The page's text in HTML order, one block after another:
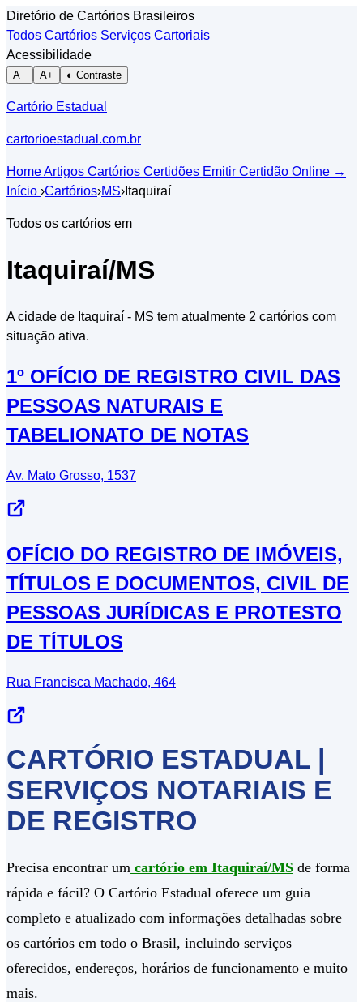
Diretório de Cartórios Brasileiros
Todos Cartórios Serviços Cartoriais
Acessibilidade
A− A+ ◐ Contraste
Cartório Estadual
cartorioestadual.com.br
HomeArtigos Cartórios Certidões Emitir Certidão Online →
Início ›Cartórios›MS› Itaquiraí
Todos os cartórios em
Itaquiraí/MS
A cidade de Itaquiraí - MS tem atualmente 2 cartórios com
situação ativa.
1º OFÍCIO DE REGISTRO CIVIL DAS
PESSOAS NATURAIS E
TABELIONATO DE NOTAS
Av. Mato Grosso, 1537
OFÍCIO DO REGISTRO DE IMÓVEIS,
TÍTULOS E DOCUMENTOS, CIVIL DE
PESSOAS JURÍDICAS E PROTESTO
DE TÍTULOS
Rua Francisca Machado, 464
CARTÓRIO ESTADUAL |
SERVIÇOS NOTARIAIS E
DE REGISTRO
Precisa encontrar um cartório em Itaquiraí/MS de forma
rápida e fácil? O Cartório Estadual oferece um guia
completo e atualizado com informações detalhadas sobre
os cartórios em todo o Brasil, incluindo serviços
oferecidos, endereços, horários de funcionamento e muito
mais.